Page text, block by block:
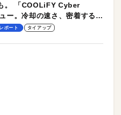
。 「COOLiFY Cyber
ー。冷却の速さ、密着する冷
シンプルな操作性がグッド！
レポート タイアップ